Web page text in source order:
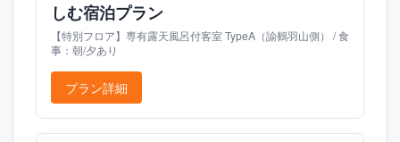
しむ宿泊プラン
【特別フロア】専有露天風呂付客室 TypeA（諭鶴羽山側） / 食
事：朝/夕あり
プラン詳細